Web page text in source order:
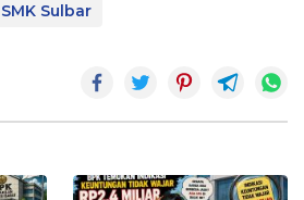
SMK Sulbar